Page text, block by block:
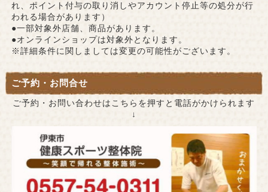
れ、ポイント付与の取り消しやアカウント停止等の処分が行
われる場合があります）
●一部対象外店舗、商品があります。
●オンラインショップは対象外となります。
※詳細条件に関しましては変更の可能性がございます。
ご予約・お問合せ
ご予約・お問い合わせはこちらを押すと電話がかけられます
↓